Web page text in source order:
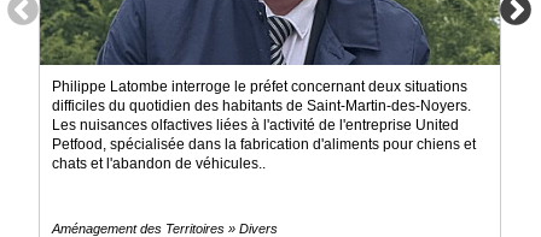
Philippe Latombe interroge le préfet concernant deux situations
difficiles du quotidien des habitants de Saint-Martin-des-Noyers.
Les nuisances olfactives liées à l'activité de l'entreprise United
Petfood, spécialisée dans la fabrication d'aliments pour chiens et
chats et l'abandon de véhicules..
Aménagement des Territoires » Divers